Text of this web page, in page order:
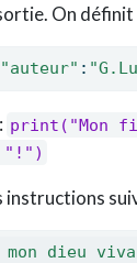
On
"auteur" :
print("Mon
"!")
instructions
mon dieu